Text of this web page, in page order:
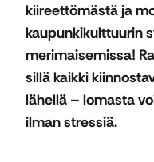
kiireettömästä ja
kaupunkikulttuurin
merimaisemissa!
sillä kaikki
lähellä – lomasta
ilman stressiä.